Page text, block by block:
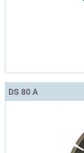
DS 80 A